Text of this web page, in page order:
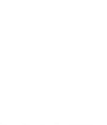
dùng có thể dễ dàng
bàn phím, ổ cứng
trải nghiệm sử dụng